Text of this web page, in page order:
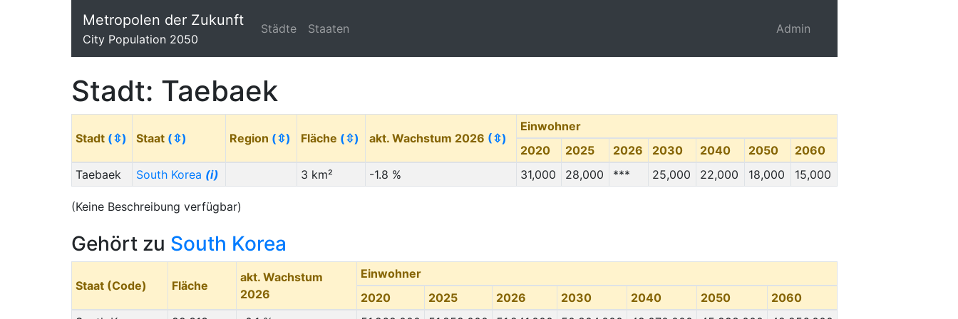
Metropolen der Zukunft
City Population 2050
Städte Staaten Admin
Stadt: Taebaek
Stadt (⇳) Staat (⇳) Region (⇳) Fläche (⇳) akt. Wachstum 2026 (⇳)
Einwohner
2020
2025 2026 2030 2040 2050
2060
Taebaek
South Korea (i) 3 km² -1.8 % 31,000 28,000 *** 25,000 22,000 18,000 15,000
(Keine Beschreibung verfügbar)
Gehört zu South Korea
Staat (Code) Fläche
akt. Wachstum
2026
Einwohner
2020
2025 2026 2030 2040 2050
2060